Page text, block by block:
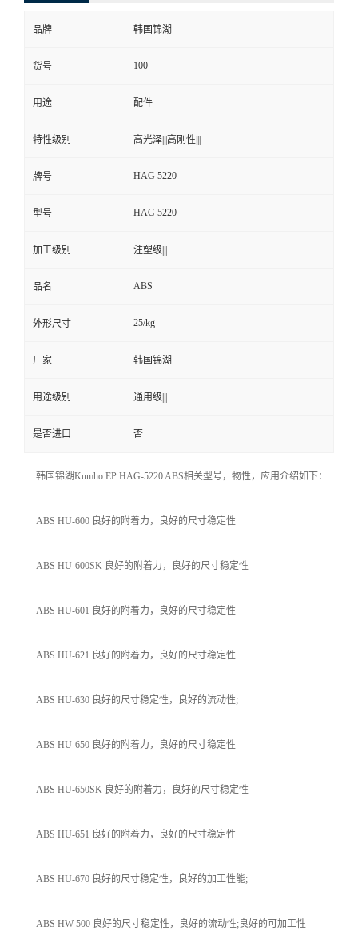
品牌 韩国锦湖
货号 100
用途 配件
特性级别 高光泽|||高刚性|||
牌号 HAG 5220
型号 HAG 5220
加工级别 注塑级|||
品名 ABS
外形尺寸 25/kg
厂家 韩国锦湖
用途级别 通用级|||
是否进口 否
韩国锦湖Kumho EP HAG-5220 ABS相关型号，物性，应用介绍如下：
ABS HU-600 良好的附着力，良好的尺寸稳定性
ABS HU-600SK 良好的附着力，良好的尺寸稳定性
ABS HU-601 良好的附着力，良好的尺寸稳定性
ABS HU-621 良好的附着力，良好的尺寸稳定性
ABS HU-630 良好的尺寸稳定性，良好的流动性;
ABS HU-650 良好的附着力，良好的尺寸稳定性
ABS HU-650SK 良好的附着力，良好的尺寸稳定性
ABS HU-651 良好的附着力，良好的尺寸稳定性
ABS HU-670 良好的尺寸稳定性，良好的加工性能;
ABS HW-500 良好的尺寸稳定性，良好的流动性;良好的可加工性